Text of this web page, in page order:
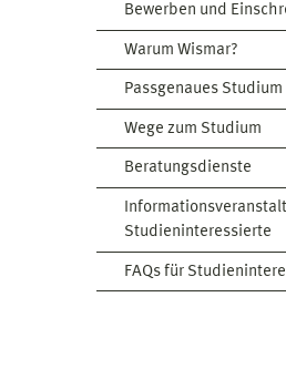
Bewerben und
Warum Wismar?
Passgenaues Studium
Wege zum Studium
Beratungsdienste
Studieninteressierte
FAQs für